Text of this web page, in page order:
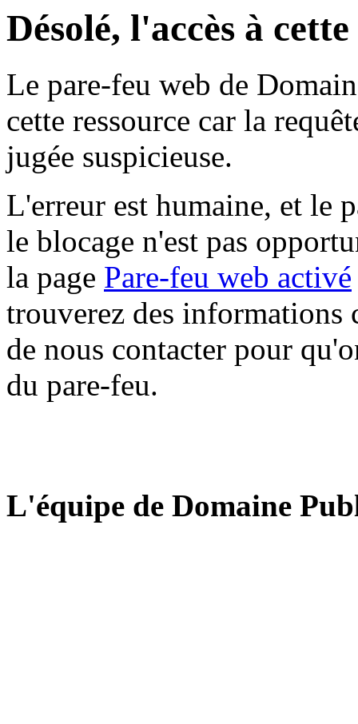
Désolé, l'accès à
Le pare-feu web de
cette ressource car la
jugée suspicieuse.
L'erreur est humaine, et le
le blocage n'est pas
la page Pare-feu web activé
trouverez des informations
de nous contacter pour
du pare-feu.
L'équipe de Domaine